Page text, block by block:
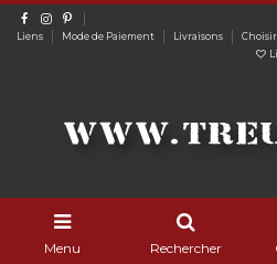
Liens Mode de Paiement Livraisons
Menu Rechercher